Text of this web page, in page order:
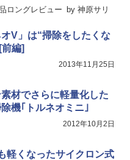
ロングレビュー by 神原サリ
V」は“掃除をしたくな
編]
2013年11月25日
材でさらに軽量化した
機｢トルネオミニ｣
2012年10月2日
軽くなったサイクロン式